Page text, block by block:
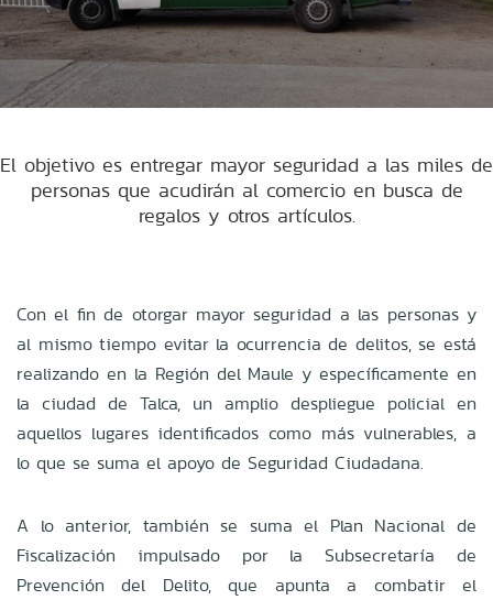
El objetivo es entregar mayor seguridad a las miles de
personas que acudirán al comercio en busca de
regalos y otros artículos.
Con el fin de otorgar mayor seguridad a las personas y
al mismo tiempo evitar la ocurrencia de delitos, se está
realizando en la Región del Maule y específicamente en
la ciudad de Talca, un amplio despliegue policial en
aquellos lugares identificados como más vulnerables, a
lo que se suma el apoyo de Seguridad Ciudadana.
A lo anterior, también se suma el Plan Nacional de
Fiscalización impulsado por la Subsecretaría de
Prevención del Delito, que apunta a combatir el